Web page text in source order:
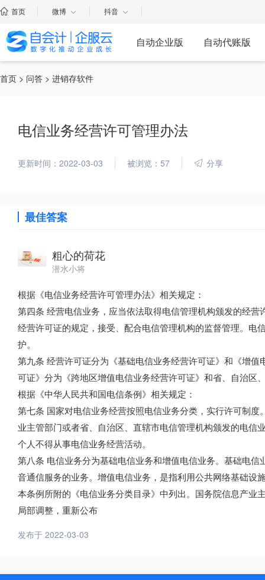
首页 微博 抖音
自动企业版 自动代账版
首页 > 问答 > 进销存软件
电信业务经营许可管理办法
更新时间：2022-03-03 被浏览：57 分享
最佳答案
粗心的荷花
潜水小将
根据《电信业务经营许可管理办法》相关规定：
第四条 经营电信业务，应当依法取得电信管理机构颁发的经
经营许可证的规定，接受、配合电信管理机构的监督管理。电
护。
第九条 经营许可证分为《基础电信业务经营许可证》和《增
可证》分为《跨地区增值电信业务经营许可证》和省、自治区
根据《中华人民共和国电信条例》相关规定：
第七条 国家对电信业务经营按照电信业务分类，实行许可制
业主管部门或者省、自治区、直辖市电信管理机构颁发的电
个人不得从事电信业务经营活动。
第八条 电信业务分为基础电信业务和增值电信业务。基础电
音通信服务的业务。增值电信业务，是指利用公共网络基础
本条例所附的《电信业务分类目录》中列出。国务院信息产
局部调整，重新公布
发布于 2022-03-03